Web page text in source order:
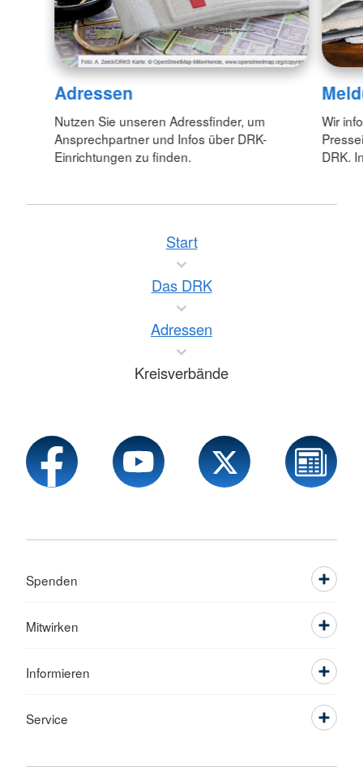
Adressen
Nutzen Sie unseren Adressfinder, um
Ansprechpartner und Infos über DRK-
Einrichtungen zu finden.
Wir
DRK.
Start
Das DRK
Adressen
Kreisverbände
Spenden
Mitwirken
Informieren
Service